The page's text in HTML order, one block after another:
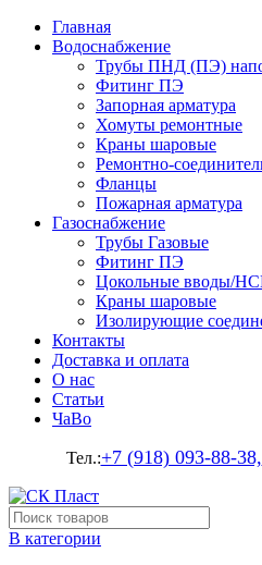
Главная
Водоснабжение
Трубы ПНД (ПЭ)
Фитинг ПЭ
Запорная арматура
Хомуты ремонтные
Краны шаровые
Ремонтно-
Фланцы
Пожарная арматура
Газоснабжение
Трубы Газовые
Фитинг ПЭ
Цокольные вводы/
Краны шаровые
Изолирующие
Контакты
Доставка и оплата
О нас
Статьи
ЧаВо
Тел.:+7 (918) 093-88-38,
В категории